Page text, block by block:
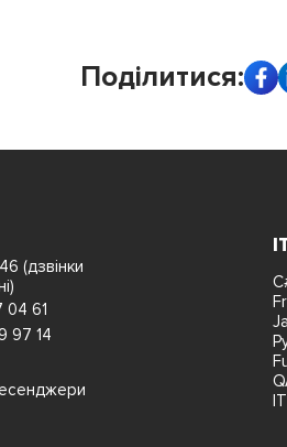
Поділитися:
(дзвінки
04 61
97 14